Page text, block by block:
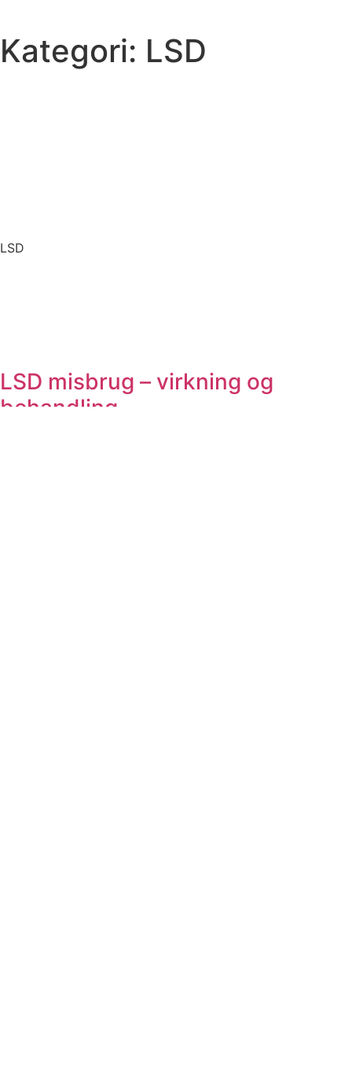
Kategori: LSD
LSD
LSD misbrug – virkning og
behandling